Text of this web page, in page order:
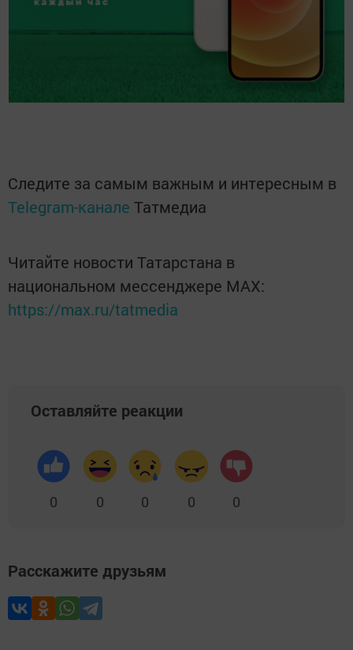
Следите за самым важным и интересным в
Telegram-канале Татмедиа
Читайте новости Татарстана в
национальном мессенджере MАХ:
https://max.ru/tatmedia
Оставляйте реакции
0 0 0 0 0
Расскажите друзьям